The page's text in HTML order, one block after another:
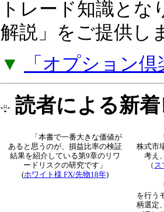
イ・リノ」「異
す。なお、グレイ
は、高確率で大問
関わらず市場から
です。また、月末
トレード知識と
解説」をご提供し
「オプション